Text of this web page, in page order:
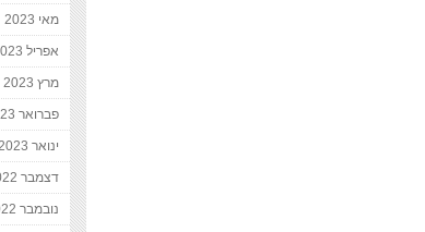
מאי 2023
אפריל 2023
מרץ 2023
פברואר 2023
ינואר 2023
דצמבר 2022
נובמבר 2022